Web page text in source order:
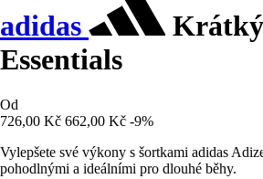
adidas
Essentials
Od
726,00 Kč 662,00 Kč -9%
Vylepšete své výkony s šortkami adidas
pohodlnými a ideálními pro dlouhé běhy.